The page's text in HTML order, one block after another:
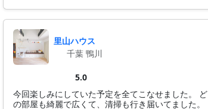
里山ハウス
千葉 鴨川
5.0
今回楽しみにしていた予定を全てこなせました。 ど
の部屋も綺麗で広くて、清掃も行き届いてました。